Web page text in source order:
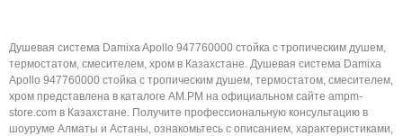
Душевая система Damixa Apollo 947760000 стойка с тропическим душем,
термостатом, смесителем, хром в Казахстане. Душевая система Damixa
Apollo 947760000 стойка с тропическим душем, термостатом, смесителем,
хром представлена в каталоге AM.PM на официальном сайте ampm-
store.com в Казахстане. Получите профессиональную консультацию в
шоуруме Алматы и Астаны, ознакомьтесь с описанием, характеристиками,